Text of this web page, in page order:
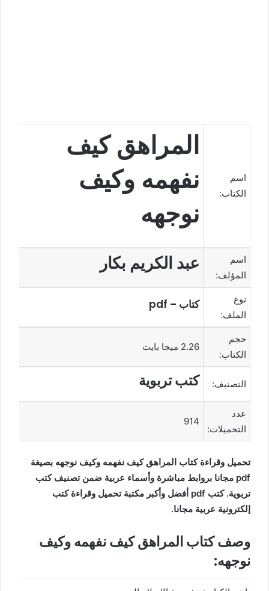
اسم
الكتاب:
المراهق كيف
نفهمه وكيف
نوجهه
اسم
المؤلف:
عبد الكريم بكار
نوع
الملف:
كتاب – pdf
حجم
الكتاب:
2.26 ميجا بايت
التصنيف: كتب تربوية
عدد
التحميلات:
914
تحميل وقراءة كتاب المراهق كيف نفهمه وكيف نوجهه بصيغة
pdf مجانا بروابط مباشرة وأسماء عربية ضمن تصنيف كتب
تربوية. كتب pdf أفضل وأكبر مكتبة تحميل وقراءة كتب
إلكترونية عربية مجانا.
وصف كتاب المراهق كيف نفهمه وكيف
نوجهه: